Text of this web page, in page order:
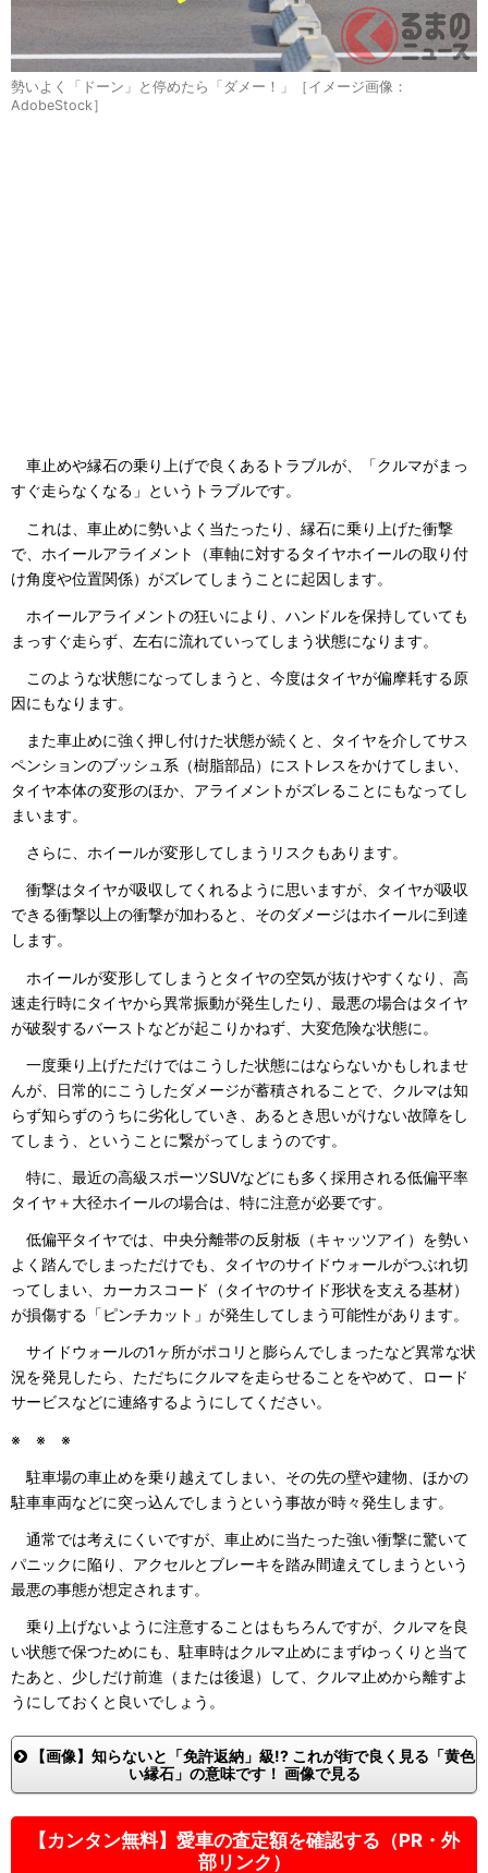
勢いよく「ドーン」と停めたら「ダメー！」［イメージ画像：
AdobeStock］
車止めや縁石の乗り上げで良くあるトラブルが、「クルマがまっ
すぐ走らなくなる」というトラブルです。
これは、車止めに勢いよく当たったり、縁石に乗り上げた衝撃
で、ホイールアライメント（車軸に対するタイヤホイールの取り付
け角度や位置関係）がズレてしまうことに起因します。
ホイールアライメントの狂いにより、ハンドルを保持していても
まっすぐ走らず、左右に流れていってしまう状態になります。
このような状態になってしまうと、今度はタイヤが偏摩耗する原
因にもなります。
また車止めに強く押し付けた状態が続くと、タイヤを介してサス
ペンションのブッシュ系（樹脂部品）にストレスをかけてしまい、
タイヤ本体の変形のほか、アライメントがズレることにもなってし
まいます。
さらに、ホイールが変形してしまうリスクもあります。
衝撃はタイヤが吸収してくれるように思いますが、タイヤが吸収
できる衝撃以上の衝撃が加わると、そのダメージはホイールに到達
します。
ホイールが変形してしまうとタイヤの空気が抜けやすくなり、高
速走行時にタイヤから異常振動が発生したり、最悪の場合はタイヤ
が破裂するバーストなどが起こりかねず、大変危険な状態に。
一度乗り上げただけではこうした状態にはならないかもしれませ
んが、日常的にこうしたダメージが蓄積されることで、クルマは知
らず知らずのうちに劣化していき、あるとき思いがけない故障をし
てしまう、ということに繋がってしまうのです。
特に、最近の高級スポーツSUVなどにも多く採用される低偏平率
タイヤ＋大径ホイールの場合は、特に注意が必要です。
低偏平タイヤでは、中央分離帯の反射板（キャッツアイ）を勢い
よく踏んでしまっただけでも、タイヤのサイドウォールがつぶれ切
ってしまい、カーカスコード（タイヤのサイド形状を支える基材）
が損傷する「ピンチカット」が発生してしまう可能性があります。
サイドウォールの1ヶ所がポコリと膨らんでしまったなど異常な状
況を発見したら、ただちにクルマを走らせることをやめて、ロード
サービスなどに連絡するようにしてください。
※ ※ ※
駐車場の車止めを乗り越えてしまい、その先の壁や建物、ほかの
駐車車両などに突っ込んでしまうという事故が時々発生します。
通常では考えにくいですが、車止めに当たった強い衝撃に驚いて
パニックに陥り、アクセルとブレーキを踏み間違えてしまうという
最悪の事態が想定されます。
乗り上げないように注意することはもちろんですが、クルマを良
い状態で保つためにも、駐車時はクルマ止めにまずゆっくりと当て
たあと、少しだけ前進（または後退）して、クルマ止めから離すよ
うにしておくと良いでしょう。
【画像】知らないと「免許返納」級!? これが街で良く見る「黄色
い縁石」の意味です！ 画像で見る
【カンタン無料】愛車の査定額を確認する（PR・外
部リンク）